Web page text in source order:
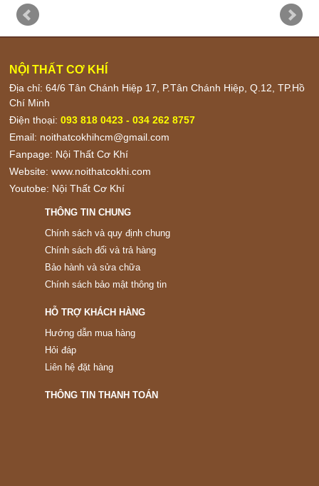
NỘI THẤT CƠ KHÍ
Địa chỉ: 64/6 Tân Chánh Hiệp 17, P.Tân Chánh Hiệp, Q.12, TP.Hồ
Chí Minh
Điện thoại:093 818 0423 - 034 262 8757
Email: noithatcokhihcm@gmail.com
Fanpage: Nội Thất Cơ Khí
Website:www.noithatcokhi.com
Youtobe: Nội Thất Cơ Khí
THÔNG TIN CHUNG
Chính sách và quy định chung
Chính sách đổi và trả hàng
Bảo hành và sửa chữa
Chính sách bảo mật thông tin
HỖ TRỢ KHÁCH HÀNG
Hướng dẫn mua hàng
Hỏi đáp
Liên hệ đặt hàng
THÔNG TIN THANH TOÁN